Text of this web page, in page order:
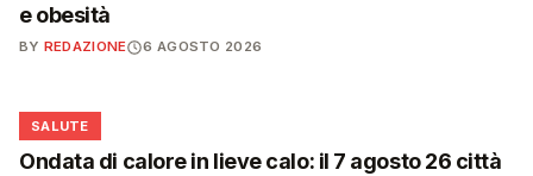
e obesità
BY REDAZIONE 6 AGOSTO 2026
❤️
SALUTE
Ondata di calore in lieve calo: il 7 agosto 26 città